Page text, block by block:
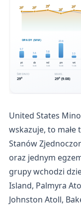
United States
wskazuje, to
Stanów
oraz jednym
grupy wchodzi
Island, Palmyra
Johnston Atoll,